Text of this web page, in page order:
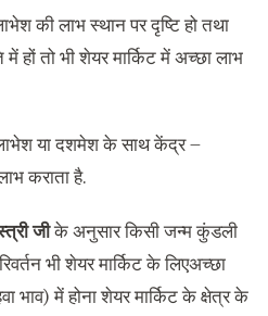
की लाभ स्थान पर दृष्टि हो तथा
तो भी शेयर मार्किट में अच्छा लाभ
या दशमेश के साथ केंद्र –
कराता है.
जीके अनुसार किसी जन्म कुंडली
भी शेयर मार्किट के लिएअच्छा
भाव) में होना शेयर मार्किट के क्षेत्र के